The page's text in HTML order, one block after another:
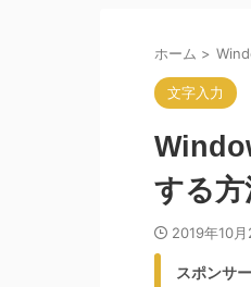
ホーム >
文字入力
する方
2019年10月
スポンサ